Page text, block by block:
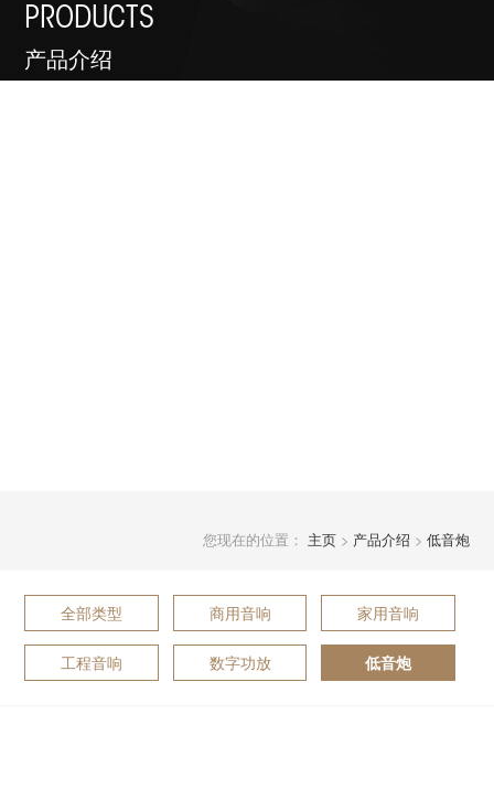
PRODUCTS
产品介绍
您现在的位置： 主页> 产品介绍 > 低音炮
全部类型 商用音响 家用音响
工程音响 数字功放 低音炮